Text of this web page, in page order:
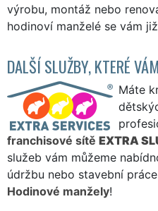
výrobu, montáž nebo
hodinoví manželé se vám
DALŠÍ SLUŽBY, KTERÉ
Máte
franchisové sítě EXTRA
služeb vám můžeme
údržbu nebo stavební
Hodinové manžely!